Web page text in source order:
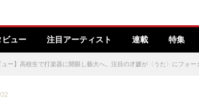
ビュー 注目アーティスト 連載 特集
ュー】高校生で打楽器に開眼し藝大へ。注目の才媛が〈うた〉にフォ